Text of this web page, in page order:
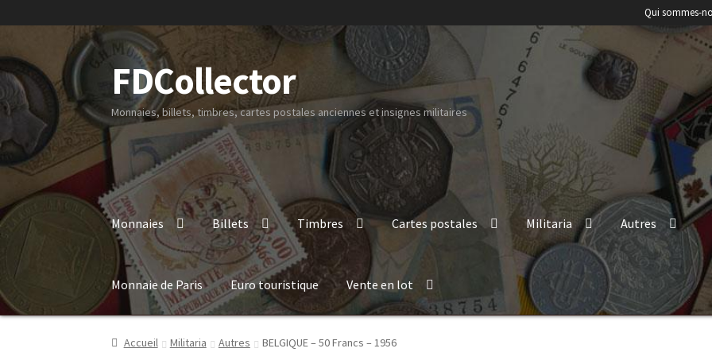
Qui sommes-
FDCollector
Monnaies, billets, timbres, cartes postales anciennes et insignes militaires
Monnaies Billets Timbres Cartes postales Militaria Autres
Monnaie de Paris Euro touristique Vente en lot
Accueil Militaria Autres BELGIQUE – 50 Francs – 1956